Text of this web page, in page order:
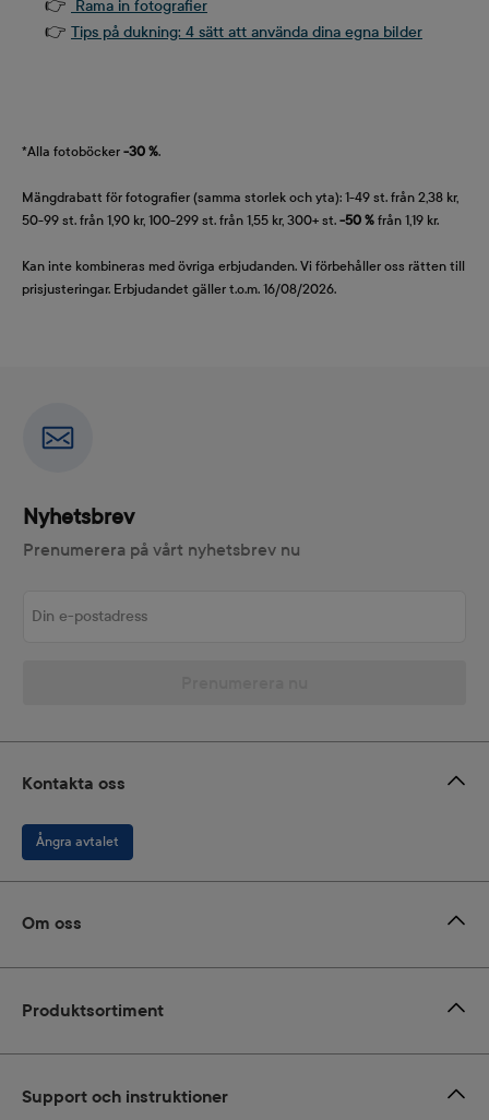
👉 Rama in fotografier
👉 Tips på dukning: 4 sätt att använda dina egna bilder
*Alla fotoböcker -30 %.
Mängdrabatt för fotografier (samma storlek och yta): 1-49 st. från 2,38 kr,
50-99 st. från 1,90 kr, 100-299 st. från 1,55 kr, 300+ st. -50 % från 1,19 kr.
Kan inte kombineras med övriga erbjudanden. Vi förbehåller oss rätten till
prisjusteringar. Erbjudandet gäller t.o.m. 16/08/2026.
Nyhetsbrev
Prenumerera på vårt nyhetsbrev nu
Kontakta oss
Ångra avtalet
Om oss
Produktsortiment
Support och instruktioner